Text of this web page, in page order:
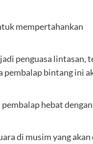
mempertahankan
penguasa lintasan,
pembalap bintang ini
hebat dengan
di musim yang akan